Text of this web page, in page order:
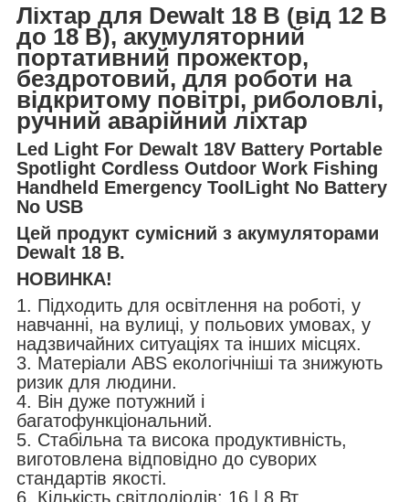
Ліхтар для Dewalt 18 В (від 12 В
до 18 В), акумуляторний
портативний прожектор,
бездротовий, для роботи на
відкритому повітрі, риболовлі,
ручний аварійний ліхтар
Led Light For Dewalt 18V Battery Portable
Spotlight Cordless Outdoor Work Fishing
Handheld Emergency ToolLight No Battery
No USB
Цей продукт сумісний з акумуляторами
Dewalt 18 В.
НОВИНКА!
1. Підходить для освітлення на роботі, у
навчанні, на вулиці, у польових умовах, у
надзвичайних ситуаціях та інших місцях.
3. Матеріали ABS екологічніші та знижують
ризик для людини.
4. Він дуже потужний і
багатофункціональний.
5. Стабільна та висока продуктивність,
виготовлена відповідно до суворих
стандартів якості.
6. Кількість світлодіодів: 16 | 8 Вт